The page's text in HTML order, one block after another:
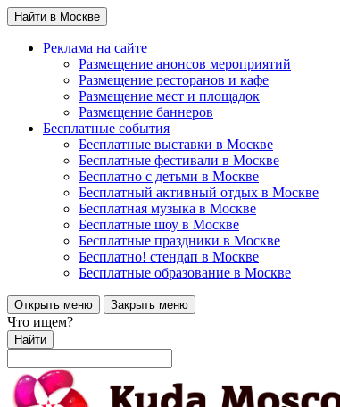
Найти в Москве
Реклама на сайте
Размещение анонсов мероприятий
Размещение ресторанов и кафе
Размещение мест и площадок
Размещение баннеров
Бесплатные события
Бесплатные выставки в Москве
Бесплатные фестивали в Москве
Бесплатно с детьми в Москве
Бесплатный активный отдых в Москве
Бесплатная музыка в Москве
Бесплатные шоу в Москве
Бесплатные праздники в Москве
Бесплатно! стендап в Москве
Бесплатные образование в Москве
Открыть меню Закрыть меню
Что ищем?
Найти